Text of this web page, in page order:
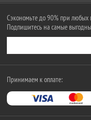
Сэкономьте до 90% при любых
Подпишитесь на самые
Принимаем к оплате: